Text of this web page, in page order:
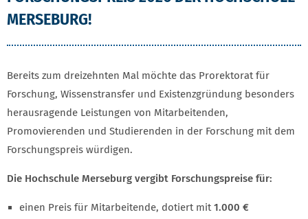
MERSEBURG!
Bereits zum dreizehnten Mal möchte das Prorektorat für
Forschung, Wissenstransfer und Existenzgründung besonders
herausragende Leistungen von Mitarbeitenden,
Promovierenden und Studierenden in der Forschung mit dem
Forschungspreis würdigen.
Die Hochschule Merseburg vergibt Forschungspreise für:
einen Preis für Mitarbeitende, dotiert mit1.000 €